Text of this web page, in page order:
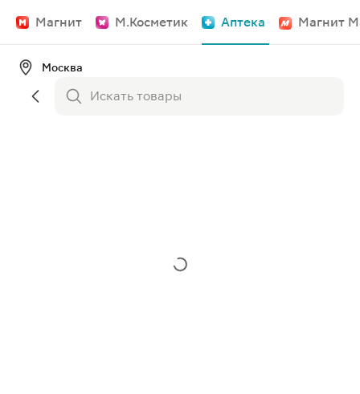
Магнит М.Косметик Аптека Магнит
Москва